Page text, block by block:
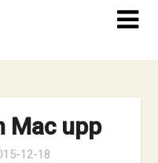
Mac upp
12-18